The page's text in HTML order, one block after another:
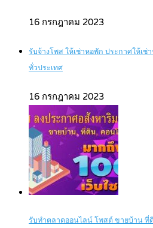
16 กรกฎาคม 2023
รับจ้างโพส ให้เช่าหอพัก ประกาศให้เ
ทั่วประเทศ
16 กรกฎาคม 2023
รับทำตลาดออนไลน์ โพสต์ ขายบ้าน ที่